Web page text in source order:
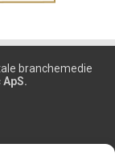
branchemedie